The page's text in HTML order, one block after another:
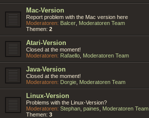
Mac-Version
Report problem with the Mac version here
Moderatoren: Balcer Moderatoren Team
Themen: 2
Atari-Version
Closed at the moment!
Moderatoren: Rafaello Moderatoren Team
Java-Version
Closed at the moment!
Moderatoren: Dorgie Moderatoren Team
Linux-Version
Problems with the Linux-Version?
Moderatoren: Stephan paines
Moderatoren Team
Themen: 3